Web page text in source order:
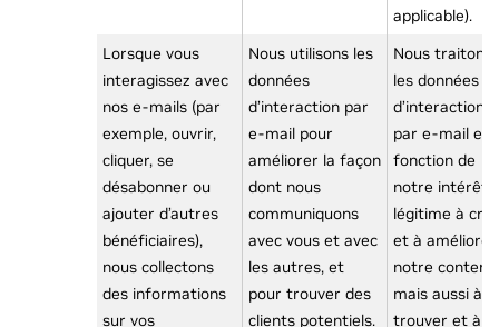
applicable).
Lorsque vous
interagissez avec
nos e-mails (par
exemple, ouvrir,
cliquer, se
désabonner ou
ajouter d’autres
bénéficiaires),
nous collectons
des informations
sur vos
Nous utilisons les
données
d’interaction par
e-mail pour
améliorer la façon
dont nous
communiquons
avec vous et avec
les autres, et
pour trouver des
clients potentiels.
Nous traitons
les données
d’interaction
par e-mail en
fonction de
notre intérêt
légitime à
et à améliorer
notre contenu,
mais aussi à
trouver et à